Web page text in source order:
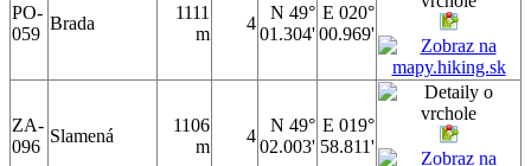
PO-
059
Brada
1111
m
4
N 49°
01.304'
E 020°
00.969'
ZA-
096
Slamená
1106
m
4
N 49°
02.003'
E 019°
58.811'